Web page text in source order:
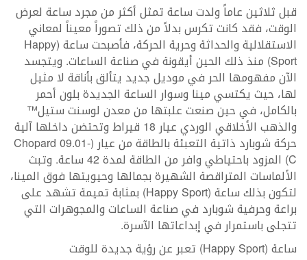
قبل ثلاثين عاماً ولدت ساعة تمثل أكثر من مجرد ساعة لعرض
الوقت، فقد كانت تكرس بدلاً من ذلك تصوراً معيناً لمعاني
الاستقلالية والحداثة وحرية الحركة، فأصبحت ساعة (Happy
Sport) منذ ذلك الحين أيقونة في صناعة الساعات. ويتجسد
الآن مفهومها الحر في موديل جديد يتألق بأناقة لا مثيل
لها، حيث يكتسي مينا وسوار الساعة الجديدة بلون أحمر
بالكامل، في حين صنعت علبتها من معدن لوسنت ستيل™
والذهب الأخلاقي الوردي عيار 18 قيراط وتحتضن داخلها آلية
حركة شوبارد ذاتية التعبئة بالطاقة من عيار (Chopard 09.01-
C) المزود باحتياطي وافر من الطاقة لمدة 42 ساعة. وتبث
الألماسات المتراقصة الشهيرة بجمالها وحيويتها فوق المينا،
لتكون بذلك ساعة (Happy Sport) بمثابة تميمة تشهد على
براعة وحرفية شوبارد في صناعة الساعات والمجوهرات التي
تتجلى باستمرار في إبداعاتها الآسرة.
ساعة (Happy Sport) تعبر عن رؤية جديدة للوقت